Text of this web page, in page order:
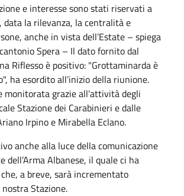
e interesse sono stati riservati a
data la rilevanza, la centralità e
anche in vista dell’Estate – spiega
Spera – Il dato fornito dal
Riflesso è positivo: "Grottaminarda è
ha esordito all’inizio della riunione.
monitorata grazie all’attività degli
Stazione dei Carabinieri e dalle
Irpino e Mirabella Eclano.
anche alla luce della comunicazione
dell’Arma Albanese, il quale ci ha
a breve, sarà incrementato
nostra Stazione.